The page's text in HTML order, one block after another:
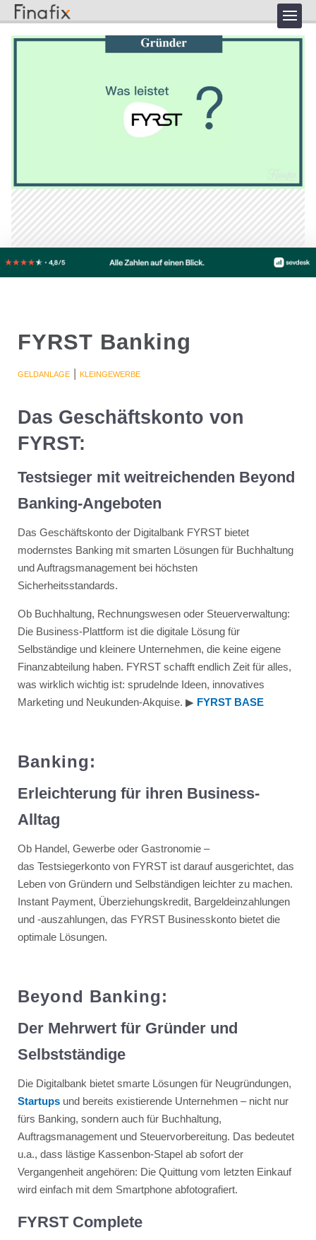
FYRST Banking
GELDANLAGE| KLEINGEWERBE
Das Geschäftskonto von
FYRST:
Testsieger mit weitreichenden Beyond
Banking-Angeboten
Das Geschäftskonto der Digitalbank FYRST bietet
modernstes Banking mit smarten Lösungen für Buchhaltung
und Auftragsmanagement bei höchsten
Sicherheitsstandards.
Ob Buchhaltung, Rechnungswesen oder Steuerverwaltung:
Die Business-Plattform ist die digitale Lösung für
Selbständige und kleinere Unternehmen, die keine eigene
Finanzabteilung haben. FYRST schafft endlich Zeit für alles,
was wirklich wichtig ist: sprudelnde Ideen, innovatives
Marketing und Neukunden-Akquise. ▶︎ FYRST BASE
Banking:
Erleichterung für ihren Business-
Alltag
Ob Handel, Gewerbe oder Gastronomie –
das Testsiegerkonto von FYRST ist darauf ausgerichtet, das
Leben von Gründern und Selbständigen leichter zu machen.
Instant Payment, Überziehungskredit, Bargeldeinzahlungen
und -auszahlungen, das FYRST Businesskonto bietet die
optimale Lösungen.
Beyond Banking:
Der Mehrwert für Gründer und
Selbstständige
Die Digitalbank bietet smarte Lösungen für Neugründungen,
Startupsund bereits existierende Unternehmen – nicht nur
fürs Banking, sondern auch für Buchhaltung,
Auftragsmanagement und Steuervorbereitung. Das bedeutet
u.a., dass lästige Kassenbon-Stapel ab sofort der
Vergangenheit angehören: Die Quittung vom letzten Einkauf
wird einfach mit dem Smartphone abfotografiert.
FYRST Complete